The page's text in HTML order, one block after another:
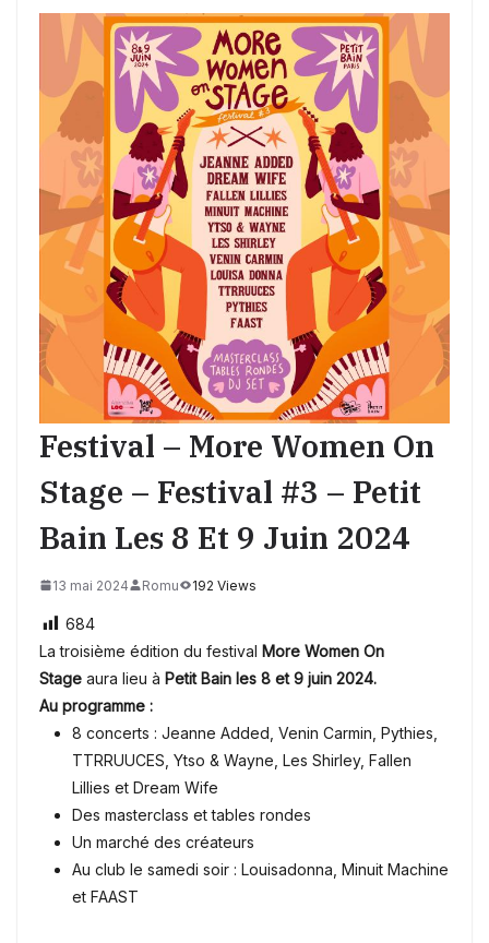
Festival – More Women On
Stage – Festival #3 – Petit
Bain Les 8 Et 9 Juin 2024
13 mai 2024 Romu 192 Views
684
La troisième édition du festival More Women On
Stage aura lieu à Petit Bain les 8 et 9 juin 2024.
Au programme :
8 concerts : Jeanne Added, Venin Carmin, Pythies,
TTRRUUCES, Ytso & Wayne, Les Shirley, Fallen
Lillies et Dream Wife
Des masterclass et tables rondes
Un marché des créateurs
Au club le samedi soir : Louisadonna, Minuit Machine
et FAAST